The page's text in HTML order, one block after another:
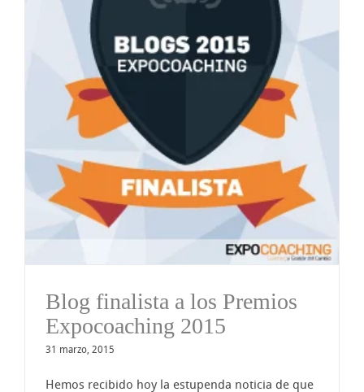
Blog finalista a los Premios
Expocoaching 2015
31 marzo, 2015
Hemos recibido hoy la estupenda noticia de que